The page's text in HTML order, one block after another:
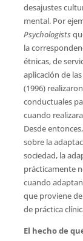
desajustes
mental. Por
Psychologists
la
étnicas, de
aplicación de
(1996)
conductuales
cuando
Desde
sobre la
sociedad, la
prácticamente
cuando
que proviene
de práctica
El hecho de